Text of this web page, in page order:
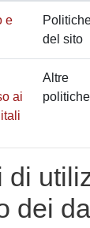
e
del sito
ai
Altre
politiche
di
dei